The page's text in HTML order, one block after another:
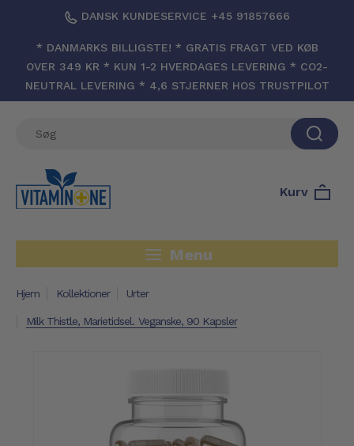
DANSK KUNDESERVICE +45 91857666
* DANMARKS BILLIGSTE! * GRATIS FRAGT VED KØB
OVER 349 KR * KUN 1-2 HVERDAGES LEVERING * CO2-
NEUTRAL LEVERING * 4,6 STJERNER HOS TRUSTPILOT
Kurv
Menu
Hjem Kollektioner Urter
Milk Thistle, Marietidsel. Veganske, 90 Kapsler